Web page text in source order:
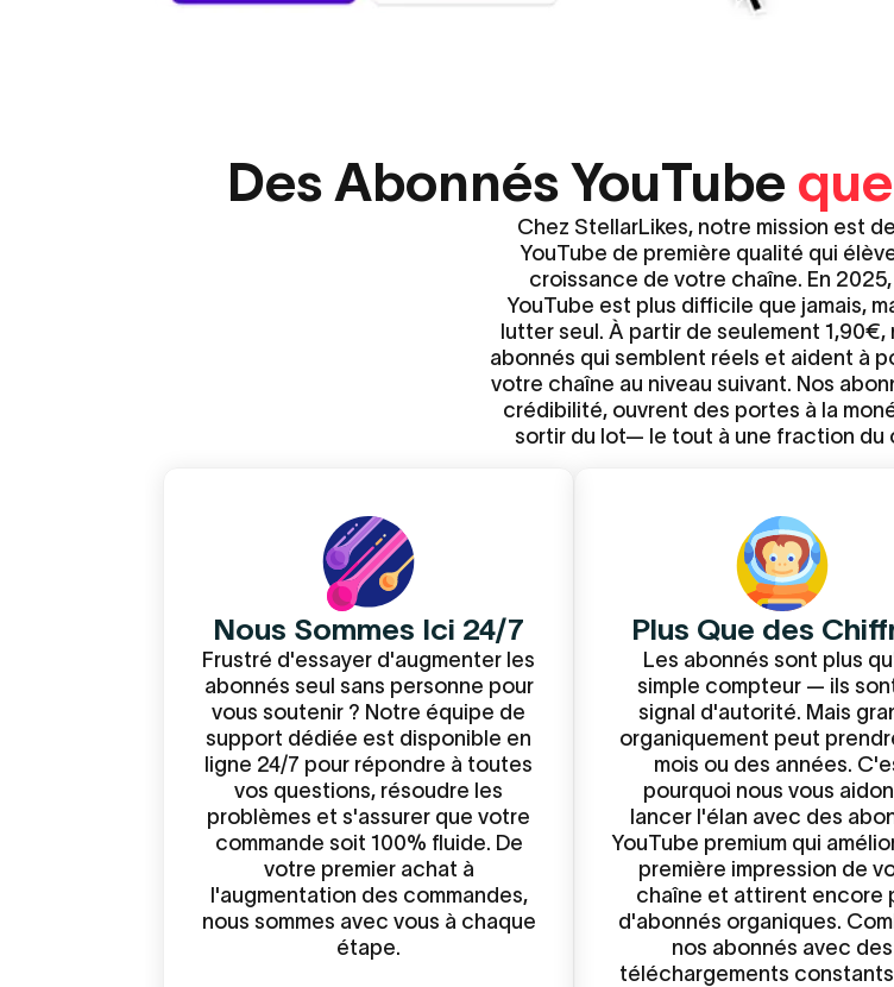
Des Abonnés YouTube
Chez StellarLikes, notre mission est
YouTube de première qualité qui
croissance de votre chaîne. En
YouTube est plus difficile que jamais,
lutter seul. À partir de seulement 1,90€,
abonnés qui semblent réels et aident à
votre chaîne au niveau suivant. Nos
crédibilité, ouvrent des portes à la
sortir du lot— le tout à une fraction du
Nous Sommes Ici 24/7
Frustré d'essayer d'augmenter les
abonnés seul sans personne pour
vous soutenir ? Notre équipe de
support dédiée est disponible en
ligne 24/7 pour répondre à toutes
vos questions, résoudre les
problèmes et s'assurer que votre
commande soit 100% fluide. De
votre premier achat à
l'augmentation des commandes,
nous sommes avec vous à chaque
étape.
Plus Que des
Les abonnés sont plus
simple compteur — ils
signal d'autorité. Mais
organiquement peut
mois ou des années.
pourquoi nous vous
lancer l'élan avec des
YouTube premium qui
première impression de
chaîne et attirent encore
d'abonnés organiques.
nos abonnés avec des
téléchargements